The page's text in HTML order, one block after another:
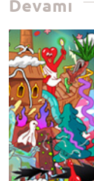
Devamı